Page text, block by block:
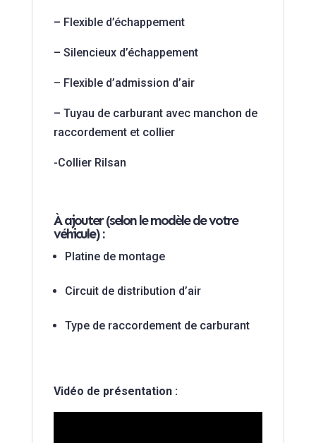
– Flexible d’échappement
– Silencieux d’échappement
– Flexible d’admission d’air
– Tuyau de carburant avec manchon de
raccordement et collier
-Collier Rilsan
À ajouter (selon le modèle de votre
véhicule) :
Platine de montage
Circuit de distribution d’air
Type de raccordement de carburant
Vidéo de présentation :